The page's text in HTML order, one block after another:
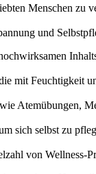
Menschen zu
und
mit Feuchtigkeit
Atemübungen,
sich selbst zu
von Wellness-